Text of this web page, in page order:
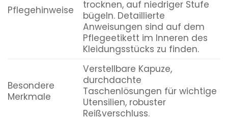
Pflegehinweise
trocknen, auf niedriger Stufe
bügeln. Detaillierte
Anweisungen sind auf dem
Pflegeetikett im Inneren des
Kleidungsstücks zu finden.
Besondere
Merkmale
Verstellbare Kapuze,
durchdachte
Taschenlösungen für wichtige
Utensilien, robuster
Reißverschluss.